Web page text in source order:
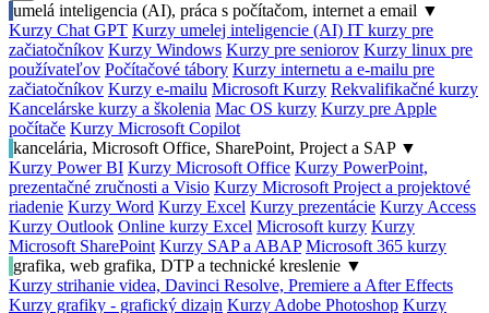
umelá inteligencia (AI), práca s počítačom, internet a email ▼
Kurzy Chat GPT Kurzy umelej inteligencie (AI) IT kurzy pre
začiatočníkov Kurzy Windows Kurzy pre seniorov Kurzy linux pre
používateľov Počítačové tábory Kurzy internetu a e-mailu pre
začiatočníkov Kurzy e-mailu Microsoft Kurzy Rekvalifikačné kurzy
Kancelárske kurzy a školenia Mac OS kurzy Kurzy pre Apple
počítače Kurzy Microsoft Copilot
kancelária, Microsoft Office, SharePoint, Project a SAP ▼
Kurzy Power BI Kurzy Microsoft Office Kurzy PowerPoint,
prezentačné zručnosti a Visio Kurzy Microsoft Project a projektové
riadenie Kurzy Word Kurzy Excel Kurzy prezentácie Kurzy Access
Kurzy Outlook Online kurzy Excel Microsoft kurzy Kurzy
Microsoft SharePoint Kurzy SAP a ABAP Microsoft 365 kurzy
grafika, web grafika, DTP a technické kreslenie ▼
Kurzy strihanie videa, Davinci Resolve, Premiere a After Effects
Kurzy grafiky - grafický dizajn Kurzy Adobe Photoshop Kurzy